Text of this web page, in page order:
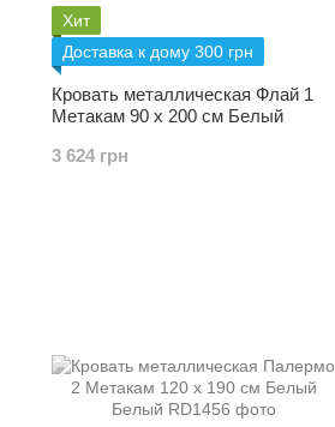
Хит
Доставка к дому 300 грн
Кровать металлическая Флай 1
Метакам 90 х 200 см Белый
3 624 грн